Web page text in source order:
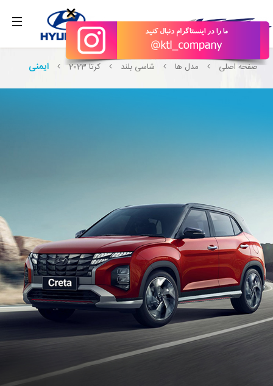
×
صفحه اصلی مدل ها شاسی بلند کرتا 2023 ایمنی